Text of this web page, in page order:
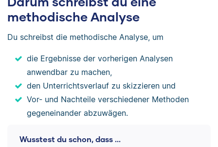
methodische Analyse
Du schreibst die methodische Analyse, um
die Ergebnisse der vorherigen Analysen
anwendbar zu machen,
den Unterrichtsverlauf zu skizzieren und
Vor- und Nachteile verschiedener Methoden
gegeneinander abzuwägen.
Wusstest du schon, dass ...